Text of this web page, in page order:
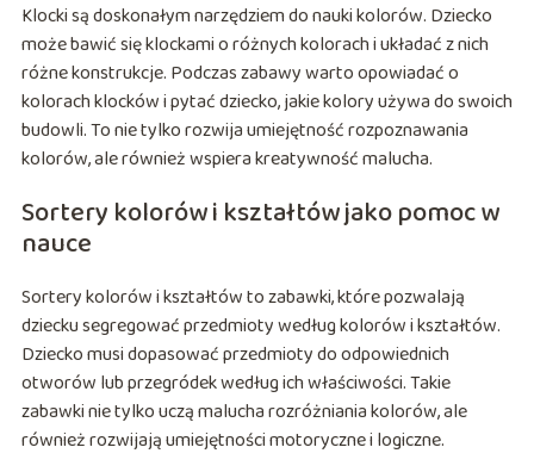
Klocki są doskonałym narzędziem do nauki kolorów. Dziecko
może bawić się klockami o różnych kolorach i układać z nich
różne konstrukcje. Podczas zabawy warto opowiadać o
kolorach klocków i pytać dziecko, jakie kolory używa do swoich
budowli. To nie tylko rozwija umiejętność rozpoznawania
kolorów, ale również wspiera kreatywność malucha.
Sortery kolorów i kształtów jako pomoc w
nauce
Sortery kolorów i kształtów to zabawki, które pozwalają
dziecku segregować przedmioty według kolorów i kształtów.
Dziecko musi dopasować przedmioty do odpowiednich
otworów lub przegródek według ich właściwości. Takie
zabawki nie tylko uczą malucha rozróżniania kolorów, ale
również rozwijają umiejętności motoryczne i logiczne.